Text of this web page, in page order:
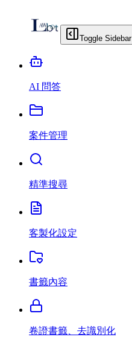
Toggle Sidebar
AI 問答
案件管理
精準搜尋
客製化設定
書籤內容
卷證書籤、去識別化